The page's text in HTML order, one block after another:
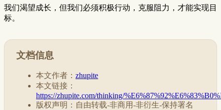
我们渴望成长，但我们必须积极行动，克服阻力，才能实现目
标。
文档信息
本文作者： zhupite
本文链接：
https://zhupite.com/thinking/
版权声明：自由转载-非商用-非衍生-保持署名